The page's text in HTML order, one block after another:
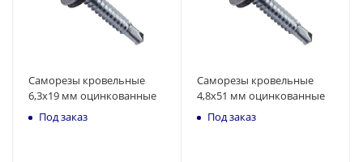
Саморезы кровельные
6,3x19 мм оцинкованные
Под заказ
Саморезы кровельные
4,8x51 мм оцинкованные
Под заказ